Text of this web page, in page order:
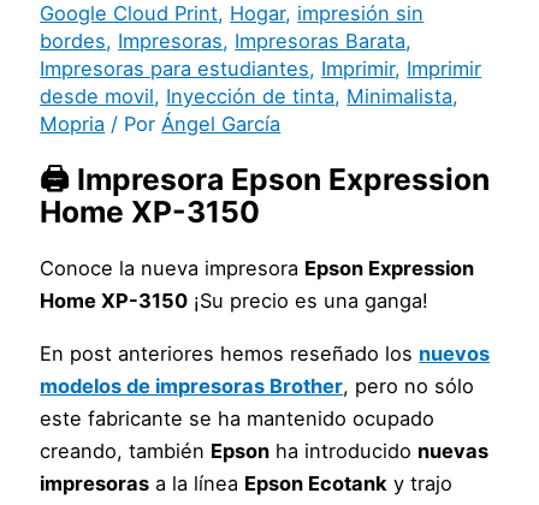
Google Cloud Print, Hogar, impresión sin
bordes, Impresoras, Impresoras Barata,
Impresoras para estudiantes, Imprimir, Imprimir
desde movil, Inyección de tinta, Minimalista,
Mopria / PorÁngel García
🖨️ Impresora Epson Expression
Home XP-3150
Conoce la nueva impresora Epson Expression
Home XP-3150 ¡Su precio es una ganga!
En post anteriores hemos reseñado los nuevos
modelos de impresoras Brother, pero no sólo
este fabricante se ha mantenido ocupado
creando, también Epson ha introducido nuevas
impresoras a la línea Epson Ecotank y trajo